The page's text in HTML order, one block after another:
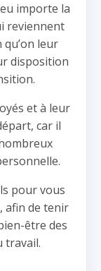
importe la
reviennent
leur
disposition
et à leur
car il
pour vous
afin de tenir
être des
travail.